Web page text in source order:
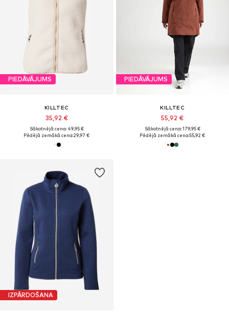
PIEDĀVĀJUMS
KILLTEC
35,92 €
Sākotnējā cena: 49,95 €
Pēdējā zemākā cena:29,97 €
PIEDĀVĀJUMS
KILLTEC
55,92 €
Sākotnējā cena: 179,95 €
Pēdējā zemākā cena:55,92 €
IZPĀRDOŠANA